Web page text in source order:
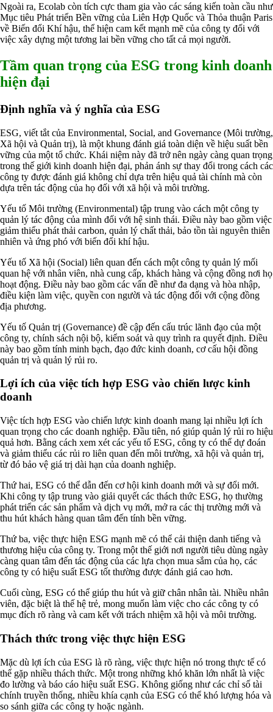
Ngoài ra, Ecolab còn tích cực tham gia vào các sáng kiến toàn cầu như
Mục tiêu Phát triển Bền vững của Liên Hợp Quốc và Thỏa thuận Paris
về Biến đổi Khí hậu, thể hiện cam kết mạnh mẽ của công ty đối với
việc xây dựng một tương lai bền vững cho tất cả mọi người.
Tầm quan trọng của ESG trong kinh doanh
hiện đại
Định nghĩa và ý nghĩa của ESG
ESG, viết tắt của Environmental, Social, and Governance (Môi trường,
Xã hội và Quản trị), là một khung đánh giá toàn diện về hiệu suất bền
vững của một tổ chức. Khái niệm này đã trở nên ngày càng quan trọng
trong thế giới kinh doanh hiện đại, phản ánh sự thay đổi trong cách các
công ty được đánh giá không chỉ dựa trên hiệu quả tài chính mà còn
dựa trên tác động của họ đối với xã hội và môi trường.
Yếu tố Môi trường (Environmental) tập trung vào cách một công ty
quản lý tác động của mình đối với hệ sinh thái. Điều này bao gồm việc
giảm thiểu phát thải carbon, quản lý chất thải, bảo tồn tài nguyên thiên
nhiên và ứng phó với biến đổi khí hậu.
Yếu tố Xã hội (Social) liên quan đến cách một công ty quản lý mối
quan hệ với nhân viên, nhà cung cấp, khách hàng và cộng đồng nơi họ
hoạt động. Điều này bao gồm các vấn đề như đa dạng và hòa nhập,
điều kiện làm việc, quyền con người và tác động đối với cộng đồng
địa phương.
Yếu tố Quản trị (Governance) đề cập đến cấu trúc lãnh đạo của một
công ty, chính sách nội bộ, kiểm soát và quy trình ra quyết định. Điều
này bao gồm tính minh bạch, đạo đức kinh doanh, cơ cấu hội đồng
quản trị và quản lý rủi ro.
Lợi ích của việc tích hợp ESG vào chiến lược kinh
doanh
Việc tích hợp ESG vào chiến lược kinh doanh mang lại nhiều lợi ích
quan trọng cho các doanh nghiệp. Đầu tiên, nó giúp quản lý rủi ro hiệu
quả hơn. Bằng cách xem xét các yếu tố ESG, công ty có thể dự đoán
và giảm thiểu các rủi ro liên quan đến môi trường, xã hội và quản trị,
từ đó bảo vệ giá trị dài hạn của doanh nghiệp.
Thứ hai, ESG có thể dẫn đến cơ hội kinh doanh mới và sự đổi mới.
Khi công ty tập trung vào giải quyết các thách thức ESG, họ thường
phát triển các sản phẩm và dịch vụ mới, mở ra các thị trường mới và
thu hút khách hàng quan tâm đến tính bền vững.
Thứ ba, việc thực hiện ESG mạnh mẽ có thể cải thiện danh tiếng và
thương hiệu của công ty. Trong một thế giới nơi người tiêu dùng ngày
càng quan tâm đến tác động của các lựa chọn mua sắm của họ, các
công ty có hiệu suất ESG tốt thường được đánh giá cao hơn.
Cuối cùng, ESG có thể giúp thu hút và giữ chân nhân tài. Nhiều nhân
viên, đặc biệt là thế hệ trẻ, mong muốn làm việc cho các công ty có
mục đích rõ ràng và cam kết với trách nhiệm xã hội và môi trường.
Thách thức trong việc thực hiện ESG
Mặc dù lợi ích của ESG là rõ ràng, việc thực hiện nó trong thực tế có
thể gặp nhiều thách thức. Một trong những khó khăn lớn nhất là việc
đo lường và báo cáo hiệu suất ESG. Không giống như các chỉ số tài
chính truyền thống, nhiều khía cạnh của ESG có thể khó lượng hóa và
so sánh giữa các công ty hoặc ngành.